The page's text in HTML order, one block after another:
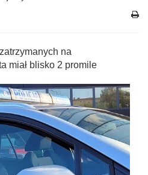
na
miał blisko 2 promile